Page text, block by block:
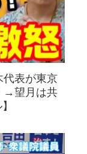
代表が東京
→望月は共